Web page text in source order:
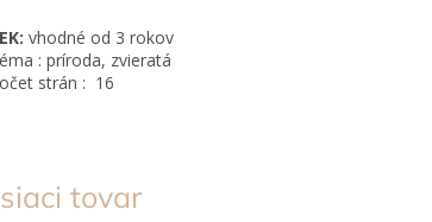
tovar
vhodné od 3 rokov
: príroda, zvieratá
strán : 16